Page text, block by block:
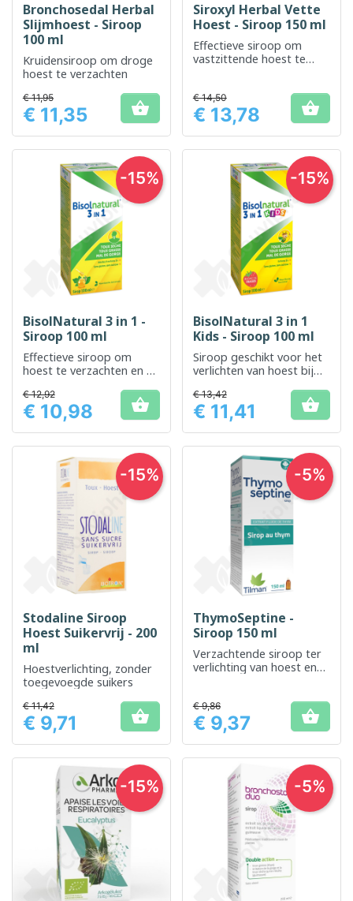
Bronchosedal Herbal
Slijmhoest - Siroop
100 ml
Kruidensiroop om droge
hoest te verzachten
Prijs
€ 11,95
€ 11,35 
Siroxyl Herbal Vette
Hoest - Siroop 150 ml
Effectieve siroop om
vastzittende hoest te
Prijs
€ 14,50
€ 13,78 
BisolNatural 3 in 1 -
Siroop 100 ml
Effectieve siroop om
hoest te verzachten en de
Prijs
€ 12,92
€ 10,98 
-15%
BisolNatural 3 in 1
Kids - Siroop 100 ml
Siroop geschikt voor het
verlichten van hoest bij
ademen gemakkelijker
wordt
Prijs
€ 13,42
€ 11,41 
-15%
Stodaline Siroop
Hoest Suikervrij - 200
ml
Hoestverlichting, zonder
toegevoegde suikers
Prijs
€ 11,42
€ 9,71 
-15%
ThymoSeptine -
Siroop 150 ml
Verzachtende siroop ter
verlichting van hoest en
Prijs
€ 9,86
€ 9,37 
-5%
-15% -5%